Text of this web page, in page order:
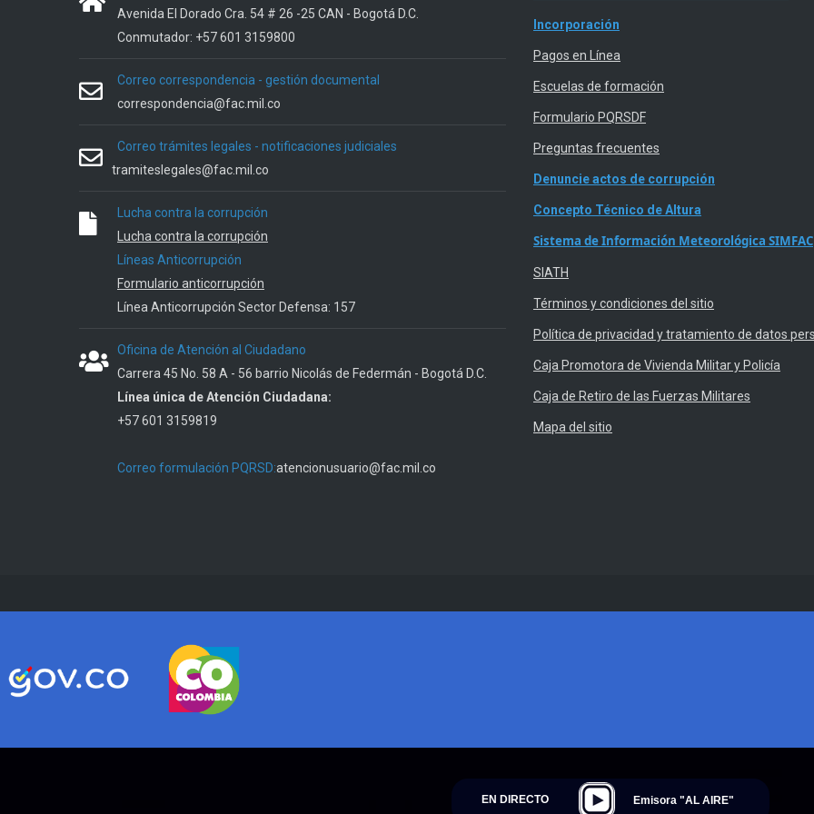
Avenida El Dorado Cra. 54 # 26 -25 CAN - Bogotá D.C.
Conmutador: +57 601 3159800
Correo correspondencia - gestión documental
correspondencia@fac.mil.co
Correo trámites legales - notificaciones judiciales
tramiteslegales@fac.mil.co
Lucha contra la corrupción
Lucha contra la corrupción
Líneas Anticorrupción
Formulario anticorrupción
Línea Anticorrupción Sector Defensa: 157
Oficina de Atención al Ciudadano
Carrera 45 No. 58 A - 56 barrio Nicolás de Federmán - Bogotá D.C.
Línea única de Atención Ciudadana:
+57 601 3159819
Correo formulación PQRSD:atencionusuario@fac.mil.co
Incorporación
Pagos en Línea
Escuelas de formación
Formulario PQRSDF
Preguntas frecuentes
Denuncie actos de corrupción
Concepto Técnico de Altura
Sistema de Información Meteorológica SIMFAC
SIATH
Términos y condiciones del sitio
Política de privacidad y tratamiento de datos
Caja Promotora de Vivienda Militar y Policía
Caja de Retiro de las Fuerzas Militares
Mapa del sitio
EN DIRECTO Emisora "AL AIRE"